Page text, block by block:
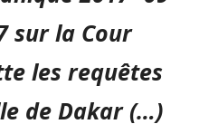
sur la Cour
les requêtes
de Dakar (…)